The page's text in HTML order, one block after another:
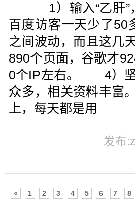
1）输入“乙肝”
百度访客一天少了50
之间波动，而且这
890个页面，谷歌才
0个IP左右。 4）坚
众多，相关资料丰
上，每天都是用
发布
« 1 2 3 4 5 6 7 8